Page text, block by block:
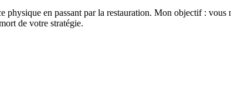
en passant par la restauration. Mon objectif : vous
de votre stratégie.